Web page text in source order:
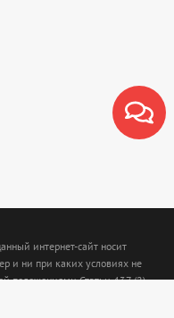
интернет-сайт носит
и ни при каких условиях не
положениями Статьи 437 (2)